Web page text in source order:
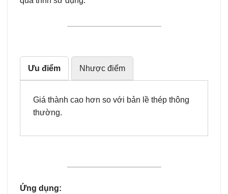
Ưu điểm Nhược điểm
Giá thành cao hơn so với bản lề thép thông
thường.
Ứng dụng: